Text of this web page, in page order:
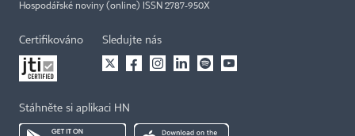
Hospodářské noviny (online) ISSN 2787-950X
Certifikováno Sledujte nás
Stáhněte si aplikaci HN